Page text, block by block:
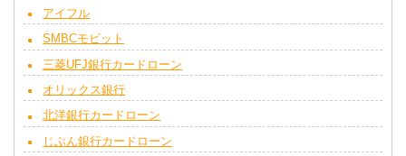
アイフル
SMBCモビット
三菱UFJ銀行カードローン
オリックス銀行
北洋銀行カードローン
じぶん銀行カードローン